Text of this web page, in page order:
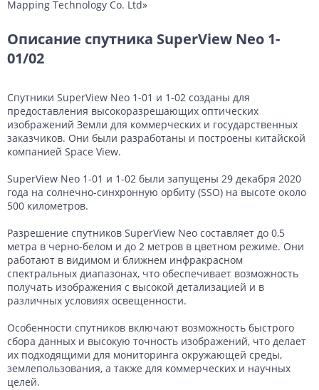
Mapping Technology Co. Ltd»
Описание спутника SuperView Neo 1-
01/02
Спутники SuperView Neo 1-01 и 1-02 созданы для
предоставления высокоразрешающих оптических
изображений Земли для коммерческих и государственных
заказчиков. Они были разработаны и построены китайской
компанией Space View.
SuperView Neo 1-01 и 1-02 были запущены 29 декабря 2020
года на солнечно-синхронную орбиту (SSO) на высоте около
500 километров.
Разрешение спутников SuperView Neo составляет до 0,5
метра в черно-белом и до 2 метров в цветном режиме. Они
работают в видимом и ближнем инфракрасном
спектральных диапазонах, что обеспечивает возможность
получать изображения с высокой детализацией и в
различных условиях освещенности.
Особенности спутников включают возможность быстрого
сбора данных и высокую точность изображений, что делает
их подходящими для мониторинга окружающей среды,
землепользования, а также для коммерческих и научных
целей.